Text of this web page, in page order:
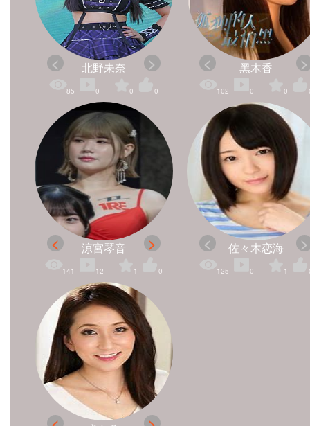
北野未奈
85 0 0 0
黑木香
102 0 0
涼宮琴音
141 12 1 0
佐々木恋海
125 0 1